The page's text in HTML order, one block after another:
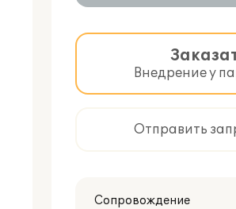
Внедрение у
Отправить
Сопровождение